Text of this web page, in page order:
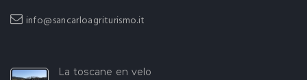
info@sancarloagriturismo.it
La toscane en velo